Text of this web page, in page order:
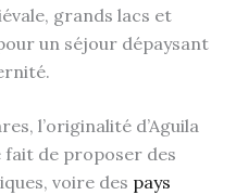
grands lacs et
un séjour dépaysant
l’originalité d’Aguila
fait de proposer des
voire des pays